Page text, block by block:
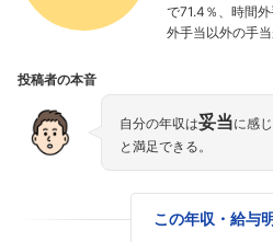
フォローし
こちらの企業もフォロ
で71.4％、時間
外手当以外の手
投稿者の本音
自分の年収は妥当に感
と満足できる。
この年収・給与